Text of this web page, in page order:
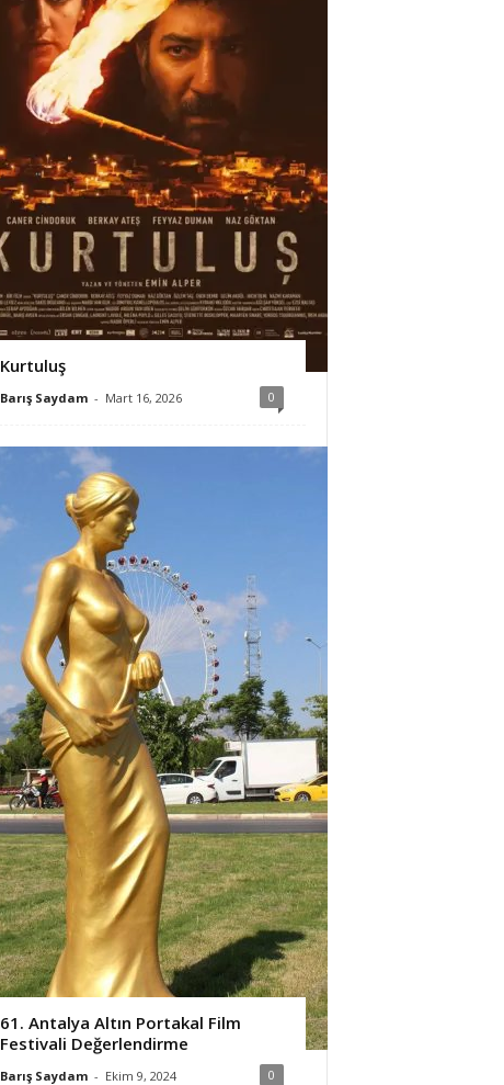
Kurtuluş
Barış Saydam - Mart 16, 2026 0
61. Antalya Altın Portakal Film
Festivali Değerlendirme
Barış Saydam - Ekim 9, 2024 0